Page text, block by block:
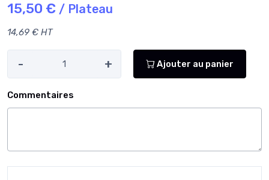
15,50 € / Plateau
14,69 € HT
- + Ajouter au panier
Commentaires